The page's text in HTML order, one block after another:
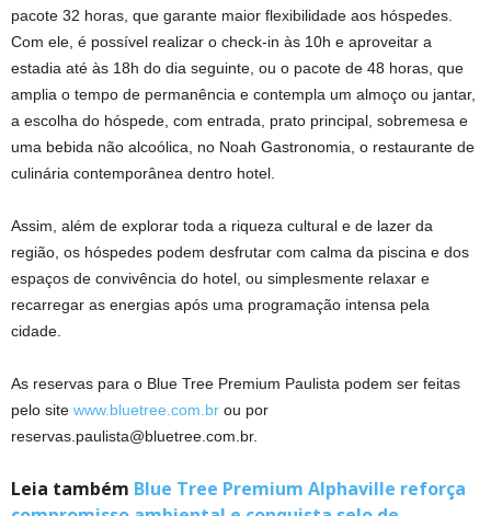
pacote 32 horas, que garante maior flexibilidade aos hóspedes.
Com ele, é possível realizar o check-in às 10h e aproveitar a
estadia até às 18h do dia seguinte, ou o pacote de 48 horas, que
amplia o tempo de permanência e contempla um almoço ou jantar,
a escolha do hóspede, com entrada, prato principal, sobremesa e
uma bebida não alcoólica, no Noah Gastronomia, o restaurante de
culinária contemporânea dentro hotel.
Assim, além de explorar toda a riqueza cultural e de lazer da
região, os hóspedes podem desfrutar com calma da piscina e dos
espaços de convivência do hotel, ou simplesmente relaxar e
recarregar as energias após uma programação intensa pela
cidade.
As reservas para o Blue Tree Premium Paulista podem ser feitas
pelo site www.bluetree.com.br ou por
reservas.paulista@bluetree.com.br.
Leia também Blue Tree Premium Alphaville reforça